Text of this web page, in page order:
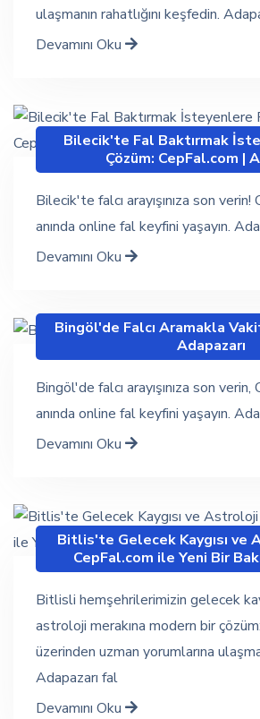
ulaşmanın rahatlığını keşfedin.
Devamını Oku
Bilecik'te Fal Baktırmak
Çözüm: CepFal.com |
Bilecik'te falcı arayışınıza son
anında online fal keyfini yaşayın.
Devamını Oku
Bingöl'de Falcı Aramakla
Adapazarı
Bingöl'de falcı arayışınıza son
anında online fal keyfini yaşayın.
Devamını Oku
Bitlis'te Gelecek Kaygısı ve
CepFal.com ile Yeni Bir
Bitlisli hemşehrilerimizin gelecek
astroloji merakına modern bir
üzerinden uzman yorumlarına
Adapazarı fal
Devamını Oku